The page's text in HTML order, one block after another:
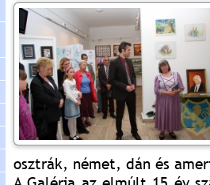
osztrák, német, dán és